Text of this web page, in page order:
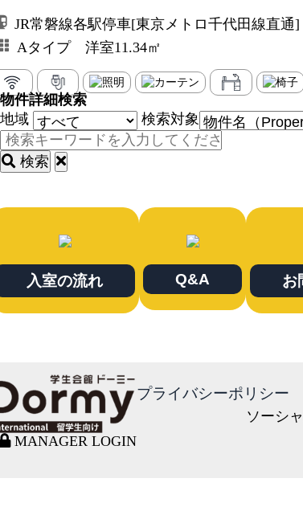
JR常磐線各駅停車[東京メトロ千代田線直
Aタイプ 洋室11.34㎡
物件詳細検索
地域
検索対象
検索
入室の流れ Q&A お
MANAGER LOGIN
プライバシーポリシー
ソーシ